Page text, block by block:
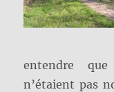
entendre
n’étaient pas